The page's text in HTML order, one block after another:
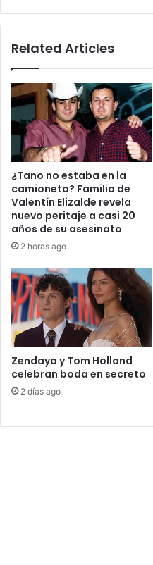
Related Articles
¿Tano no estaba en la
camioneta? Familia de
Valentín Elizalde revela
nuevo peritaje a casi 20
años de su asesinato
2 horas ago
Zendaya y Tom Holland
celebran boda en secreto
2 días ago